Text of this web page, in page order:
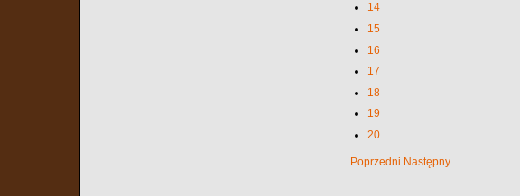
14
15
16
17
18
19
20
Poprzedni Następny